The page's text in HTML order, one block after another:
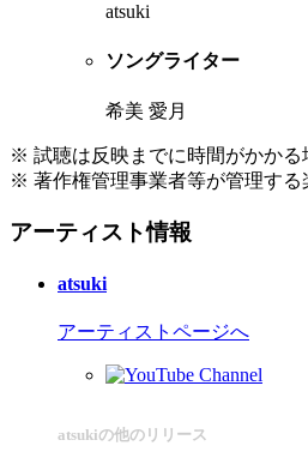
atsuki
ソングライター
希美 愛月
※ 試聴は反映までに時間がかかる
※ 著作権管理事業者等が管理する
アーティスト情報
atsuki
アーティストページへ
atsukiの他のリリース